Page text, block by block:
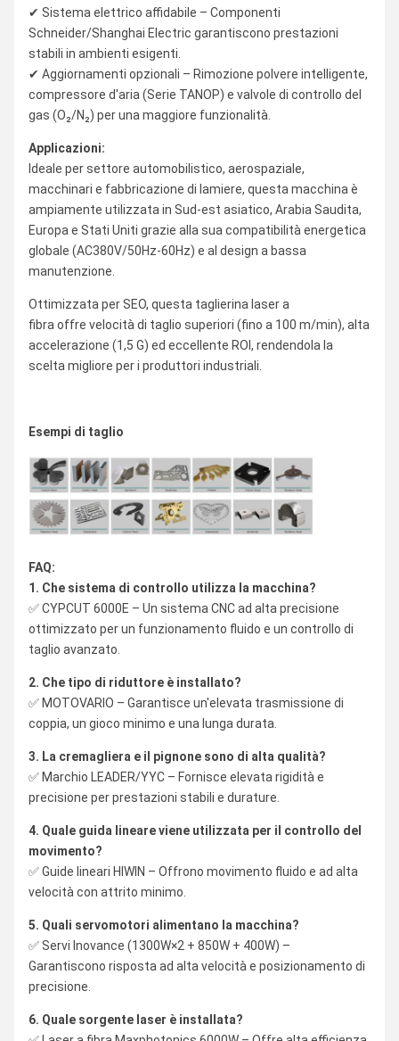
✔ Sistema elettrico affidabile – Componenti
Schneider/Shanghai Electric garantiscono prestazioni
stabili in ambienti esigenti.
✔ Aggiornamenti opzionali – Rimozione polvere intelligente,
compressore d'aria (Serie TANOP) e valvole di controllo del
gas (O₂/N₂) per una maggiore funzionalità.
Applicazioni:
Ideale per settore automobilistico, aerospaziale,
macchinari e fabbricazione di lamiere, questa macchina è
ampiamente utilizzata in Sud-est asiatico, Arabia Saudita,
Europa e Stati Uniti grazie alla sua compatibilità energetica
globale (AC380V/50Hz-60Hz) e al design a bassa
manutenzione.
Ottimizzata per SEO, questa taglierina laser a
fibra offre velocità di taglio superiori (fino a 100 m/min), alta
accelerazione (1,5 G) ed eccellente ROI, rendendola la
scelta migliore per i produttori industriali.
Esempi di taglio
FAQ:
1. Che sistema di controllo utilizza la macchina?
✅ CYPCUT 6000E – Un sistema CNC ad alta precisione
ottimizzato per un funzionamento fluido e un controllo di
taglio avanzato.
2. Che tipo di riduttore è installato?
✅ MOTOVARIO – Garantisce un'elevata trasmissione di
coppia, un gioco minimo e una lunga durata.
3. La cremagliera e il pignone sono di alta qualità?
✅ Marchio LEADER/YYC – Fornisce elevata rigidità e
precisione per prestazioni stabili e durature.
4. Quale guida lineare viene utilizzata per il controllo del
movimento?
✅ Guide lineari HIWIN – Offrono movimento fluido e ad alta
velocità con attrito minimo.
5. Quali servomotori alimentano la macchina?
✅ Servi Inovance (1300W×2 + 850W + 400W) –
Garantiscono risposta ad alta velocità e posizionamento di
precisione.
6. Quale sorgente laser è installata?